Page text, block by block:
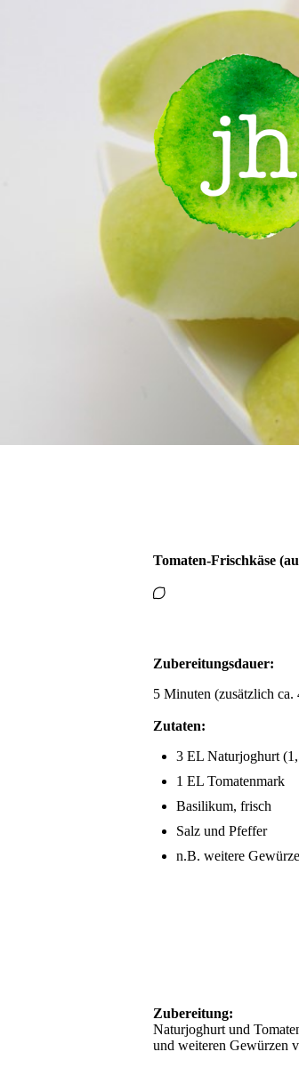
Tomaten-Frischkäse
Zubereitungsdauer:
5 Minuten (zusätzlich ca.
Zutaten:
3 EL Naturjoghurt
1 EL Tomatenmark
Basilikum, frisch
Salz und Pfeffer
n.B. weitere
Zubereitung:
Naturjoghurt und
und weiteren Gewürzen